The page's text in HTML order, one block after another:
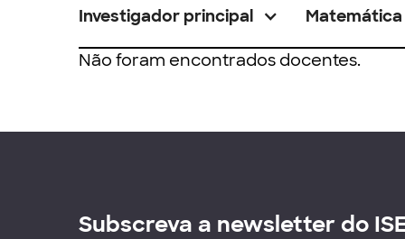
Investigador principal Matemática
Não foram encontrados docentes.
Subscreva a newsletter do